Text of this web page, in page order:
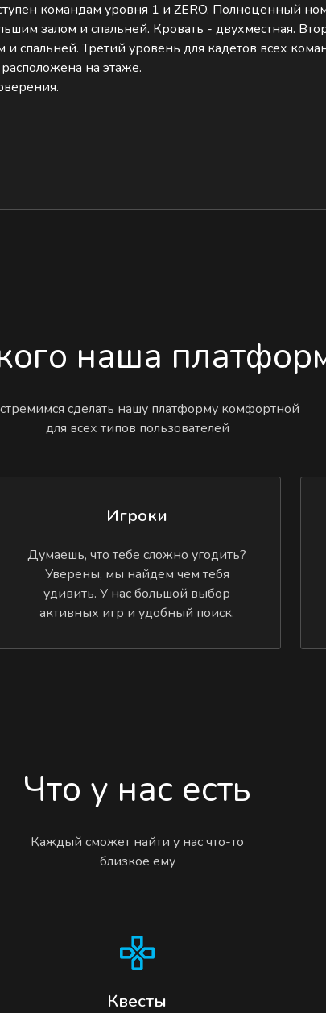
командам уровня 1 и ZERO. Полноценный
залом и спальней. Кровать - двухместная.
спальней. Третий уровень для кадетов всех
на этаже.
наша
сделать нашу платформу комфортной
для всех типов пользователей
Игроки
Думаешь, что тебе сложно угодить?
Уверены, мы найдем чем тебя
удивить. У нас большой выбор
активных игр и удобный поиск.
Что у нас есть
Каждый сможет найти у нас что-то
близкое ему
Квесты